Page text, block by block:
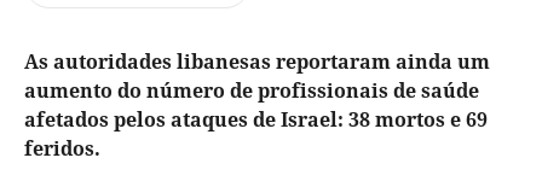
As autoridades libanesas reportaram ainda um
aumento do número de profissionais de saúde
afetados pelos ataques de Israel: 38 mortos e 69
feridos.